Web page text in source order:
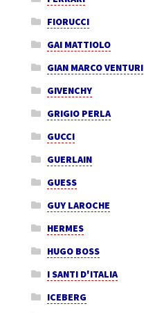
FIORUCCI
GAI MATTIOLO
GIAN MARCO VENTURI
GIVENCHY
GRIGIO PERLA
GUCCI
GUERLAIN
GUESS
GUY LAROCHE
HERMES
HUGO BOSS
I SANTI D'ITALIA
ICEBERG